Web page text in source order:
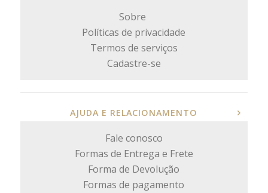
Sobre
Políticas de privacidade
Termos de serviços
Cadastre-se
AJUDA E RELACIONAMENTO
Fale conosco
Formas de Entrega e Frete
Forma de Devolução
Formas de pagamento